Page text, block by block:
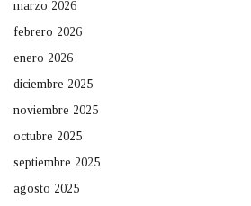
marzo 2026
febrero 2026
enero 2026
diciembre 2025
noviembre 2025
octubre 2025
septiembre 2025
agosto 2025